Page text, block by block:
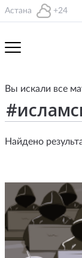
Астана +24
Вы искали все
Найдено